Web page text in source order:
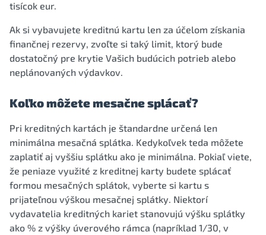
tisícok eur.
Ak si vybavujete kreditnú kartu len za účelom získania
finančnej rezervy, zvoľte si taký limit, ktorý bude
dostatočný pre krytie Vašich budúcich potrieb alebo
neplánovaných výdavkov.
Koľko môžete mesačne splácať?
Pri kreditných kartách je štandardne určená len
minimálna mesačná splátka. Kedykoľvek teda môžete
zaplatiť aj vyššiu splátku ako je minimálna. Pokiaľ viete,
že peniaze využité z kreditnej karty budete splácať
formou mesačných splátok, vyberte si kartu s
prijateľnou výškou mesačnej splátky. Niektorí
vydavatelia kreditných kariet stanovujú výšku splátky
ako % z výšky úverového rámca (napríklad 1/30, v